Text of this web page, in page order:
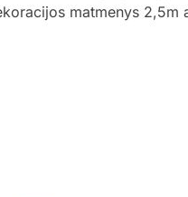
matmenys